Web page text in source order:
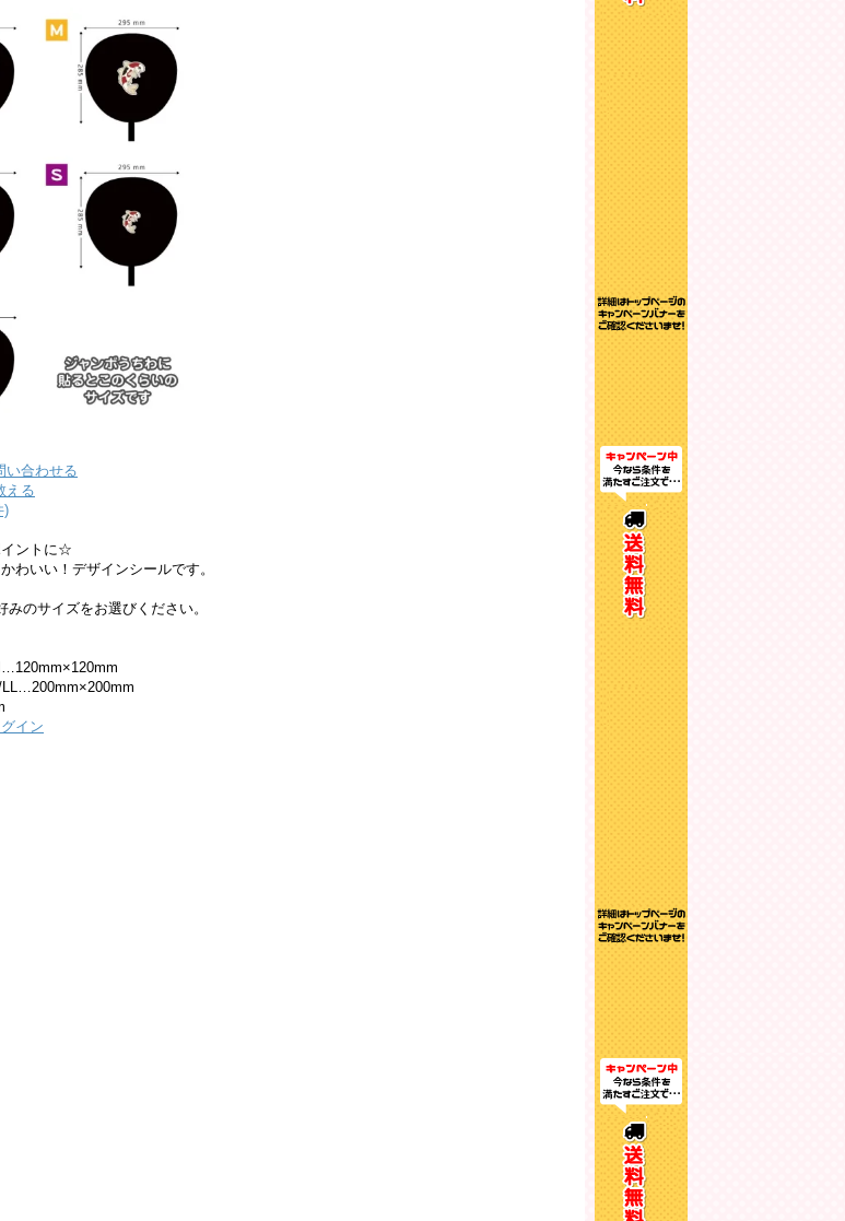
い合わせる
える
)
イントに☆
わいい！デザインシールです。
みのサイズをお選びください。
イン